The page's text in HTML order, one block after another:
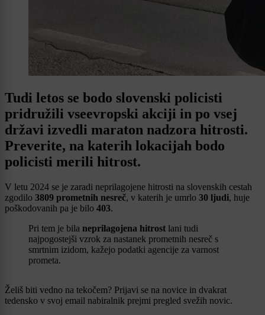
Tudi letos se bodo slovenski policisti
pridružili vseevropski akciji in po vsej
državi izvedli maraton nadzora hitrosti.
Preverite, na katerih lokacijah bodo
policisti merili hitrost.
V letu 2024 se je zaradi neprilagojene hitrosti na slovenskih cestah
zgodilo 3809 prometnih nesreč, v katerih je umrlo 30 ljudi, huje
poškodovanih pa je bilo 403.
Pri tem je bila neprilagojena hitrost lani tudi
najpogostejši vzrok za nastanek prometnih nesreč s
smrtnim izidom, kažejo podatki agencije za varnost
prometa.
Želiš biti vedno na tekočem? Prijavi se na novice in dvakrat
tedensko v svoj email nabiralnik prejmi pregled svežih novic.